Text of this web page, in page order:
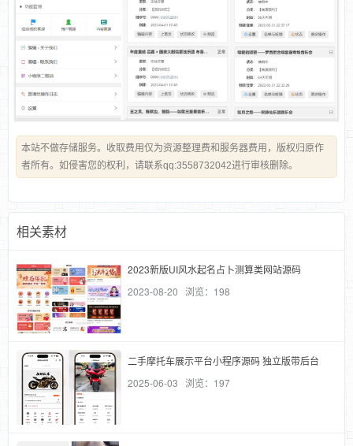
本站不做存储服务。收取费用仅为资源整理费和服务器费用，版权归原作
者所有。如侵害您的权利，请联系qq:3558732042进行审核删除。
相关素材
2023新版UI风水起名占卜测算类网站源码
2023-08-20 浏览：198
二手摩托车展示平台小程序源码 独立版带后台
2025-06-03 浏览：197